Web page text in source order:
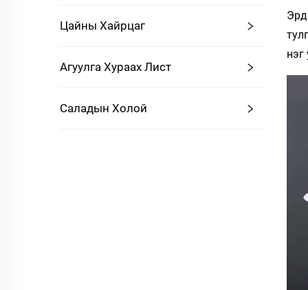
Цайны Хайрцаг
Агуулга Хураах Лист
Саладын Холой
нэг